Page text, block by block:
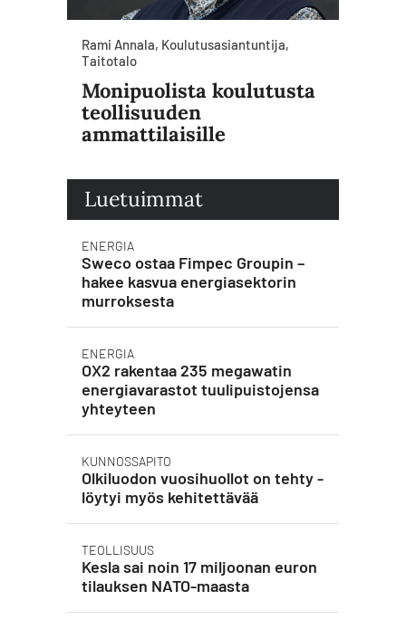
Rami Annala, Koulutusasiantuntija,
Taitotalo
Monipuolista koulutusta
teollisuuden
ammattilaisille
Luetuimmat
ENERGIA
Sweco ostaa Fimpec Groupin –
hakee kasvua energiasektorin
murroksesta
ENERGIA
OX2 rakentaa 235 megawatin
energiavarastot tuulipuistojensa
yhteyteen
KUNNOSSAPITO
Olkiluodon vuosihuollot on tehty -
löytyi myös kehitettävää
TEOLLISUUS
Kesla sai noin 17 miljoonan euron
tilauksen NATO-maasta